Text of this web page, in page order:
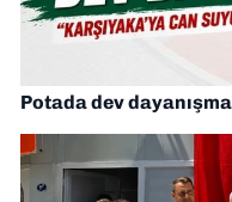
Potada dev dayanışma